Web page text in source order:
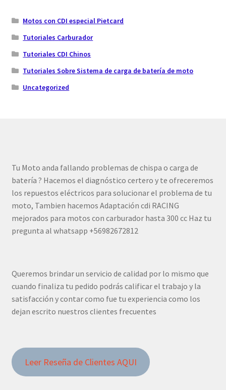
Motos con CDI especial Pietcard
Tutoriales Carburador
Tutoriales CDI Chinos
Tutoriales Sobre Sistema de carga de batería de moto
Uncategorized
Tu Moto anda fallando problemas de chispa o carga de
batería ? Hacemos el diagnóstico certero y te ofreceremos
los repuestos eléctricos para solucionar el problema de tu
moto, Tambien hacemos Adaptación cdi RACING
mejorados para motos con carburador hasta 300 cc Haz tu
pregunta al whatsapp +56982672812
Queremos brindar un servicio de calidad por lo mismo que
cuando finaliza tu pedido podrás calificar el trabajo y la
satisfacción y contar como fue tu experiencia como los
dejan escrito nuestros clientes frecuentes
Leer Reseña de Clientes AQUI